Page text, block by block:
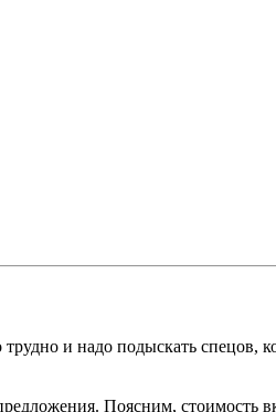
и надо подыскать спецов,
Поясним, стоимость